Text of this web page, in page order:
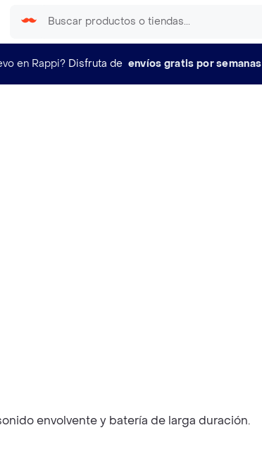
en Rappi? Disfruta de envíos gratis por semanas
envolvente y batería de larga duración.